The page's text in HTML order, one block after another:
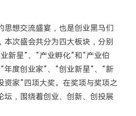
思想交流盛宴，也是创业黑马们
本次盛会共分为四大板块，分别
新星”、“产业孵化”和“产业伯
年度创业家”、“创业新星”、“新
资家”四项大奖。在奖项与奖项之
坛，围绕着创业、创新、创投展